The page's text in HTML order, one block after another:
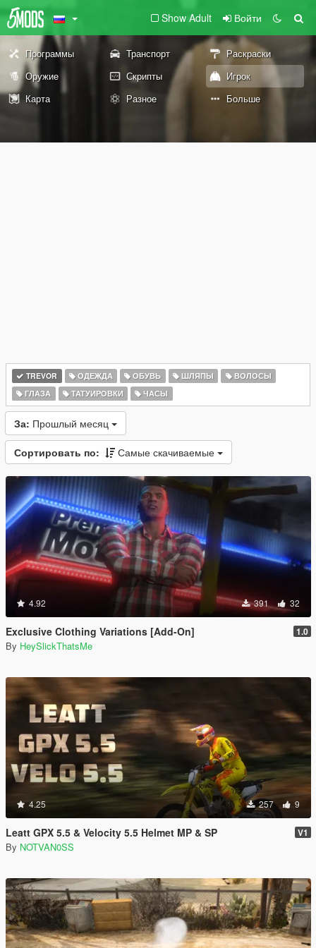
Show Adult Войти
Программы Транспорт
Раскраски
Оружие
Скрипты
Игрок
Карта
Разное Больше
TREVOR ОДЕЖДА ОБУВЬ ШЛЯПЫ
ВОЛОСЫ
ГЛАЗА
ТАТУИРОВКИ ЧАСЫ
За: Прошлый месяц
Сортировать по: Самые скачиваемые
4.92 391 32
Exclusive Clothing Variations [Add-On] 1.0
By HeySlickThatsMe
4.25 257 9
Leatt GPX 5.5 & Velocity 5.5 Helmet MP & SP V1
By NOTVAN0SS